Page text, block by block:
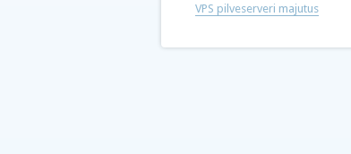
VPS pilveserveri majutus